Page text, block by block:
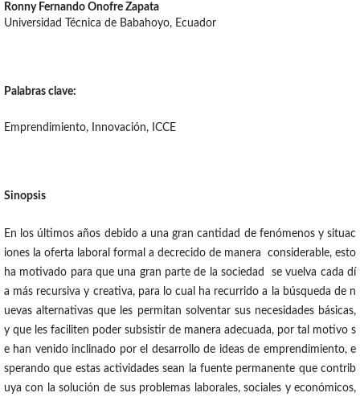
Ronny Fernando Onofre Zapata
Universidad Técnica de Babahoyo, Ecuador
Palabras clave:
Emprendimiento, Innovación, ICCE
Sinopsis
En los últimos años debido a una gran cantidad de fenómenos y situac
iones la oferta laboral formal a decrecido de manera considerable, esto
ha motivado para que una gran parte de la sociedad se vuelva cada dí
a más recursiva y creativa, para lo cual ha recurrido a la búsqueda de n
uevas alternativas que les permitan solventar sus necesidades básicas,
y que les faciliten poder subsistir de manera adecuada, por tal motivo s
e han venido inclinado por el desarrollo de ideas de emprendimiento, e
sperando que estas actividades sean la fuente permanente que contrib
uya con la solución de sus problemas laborales, sociales y económicos,